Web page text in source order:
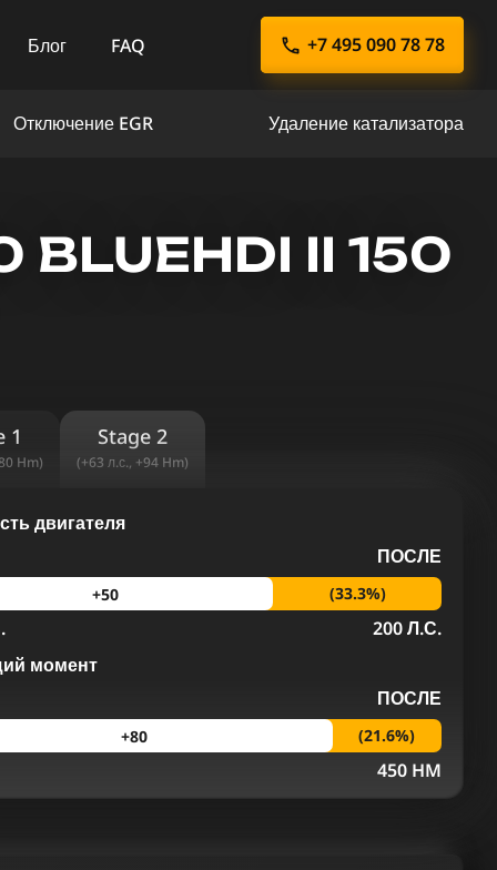
Блог FAQ +7 495 090 78 78
Отключение EGR Удаление катализатора
II 150
1
Hm)
Stage 2
(+63 л.с., +94 Hm)
двигателя
ПОСЛЕ
+50 (33.3%)
200 Л.С.
момент
ПОСЛЕ
+80 (21.6%)
450 HM